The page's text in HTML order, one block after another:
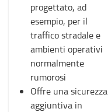
progettato, ad
esempio, per il
traffico stradale e
ambienti operativi
normalmente
rumorosi
Offre una sicurezza
aggiuntiva in